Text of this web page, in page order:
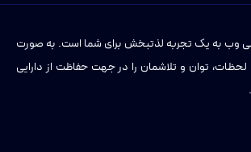
وب به یک تجربه لذتبخش برای شما است. به صورت
لحظات، توان و تلاشمان را در جهت حفاظت از دارایی